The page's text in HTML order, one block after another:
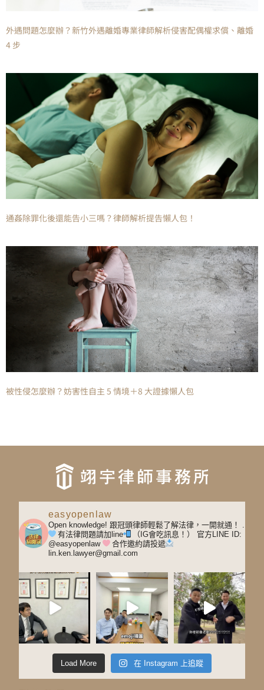
外遇問題怎麼辦？新竹外遇離婚專業律師解析侵害配偶權求償、離婚
4 步
通姦除罪化後還能告小三嗎？律師解析提告懶人包！
被性侵怎麼辦？妨害性自主 5 情境＋8 大證據懶人包
easyopenlaw
Open knowledge! 跟冠頭律師輕鬆了解法律，一開就通！
.
有法律問題請加line
（IG會吃訊息！）
官方LINE ID:
@easyopenlaw
合作邀約請投遞
lin.ken.lawyer@gmail.com
Load More 在 Instagram 上追蹤